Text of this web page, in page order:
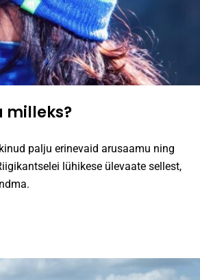
milleks?
palju erinevaid arusaamu ning
lühikese ülevaate sellest,